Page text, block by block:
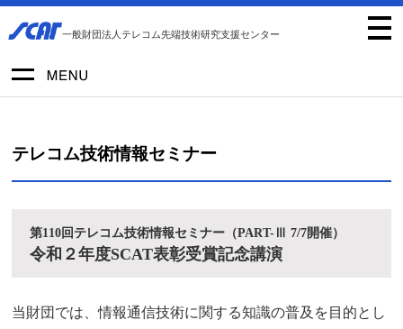
一般財団法人テレコム先端技術研究支援センター
テレコム技術情報セミナー
第110回テレコム技術情報セミナー（PART-Ⅲ 7/7開催）
令和２年度SCAT表彰受賞記念講演
当財団では、情報通信技術に関する知識の普及を目的とし